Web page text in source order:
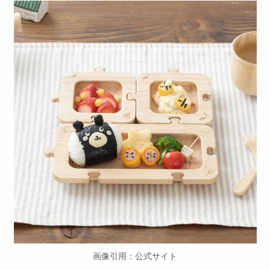
画像引用：公式サイト